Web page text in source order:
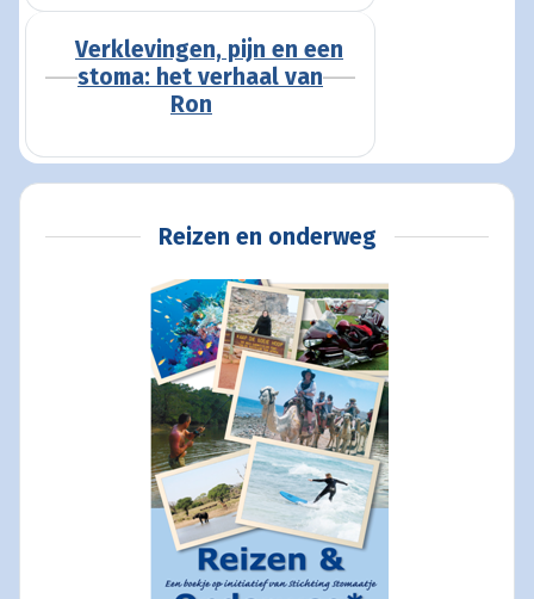
Verklevingen, pijn en een
stoma: het verhaal van
Ron
Reizen en onderweg